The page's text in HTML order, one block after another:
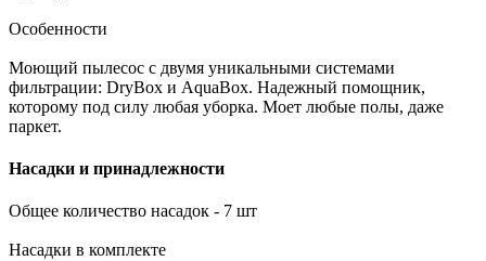
Особенности
Моющий пылесос с двумя уникальными системами
фильтрации: DryBox и AquaBox. Надежный помощник,
которому под силу любая уборка. Моет любые полы, даже
паркет.
Насадки и принадлежности
Общее количество насадок - 7 шт
Насадки в комплекте